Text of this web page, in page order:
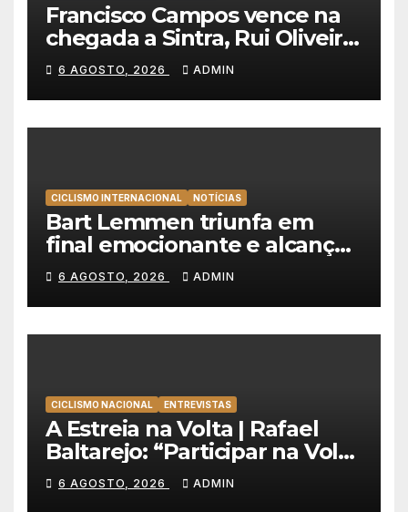
Francisco Campos vence na
chegada a Sintra, Rui Oliveira
veste de amarelo na Volta a
Portugal
6 AGOSTO, 2026 ADMIN
CICLISMO INTERNACIONAL NOTÍCIAS
Bart Lemmen triunfa em
final emocionante e alcança
a primeira vitória da carreira
na Volta à Polónia
6 AGOSTO, 2026 ADMIN
CICLISMO NACIONAL ENTREVISTAS
A Estreia na Volta | Rafael
Baltarejo: “Participar na Volta
a Portugal é o sonho de
qualquer ciclista”
6 AGOSTO, 2026 ADMIN